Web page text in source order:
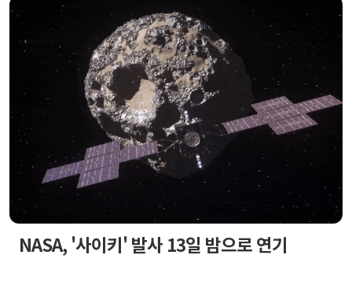
NASA, '사이키' 발사 13일 밤으로 연기